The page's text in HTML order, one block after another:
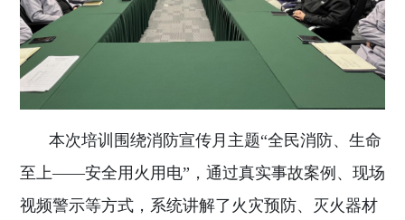
本次培训围绕消防宣传月主题“全民消防、生命
至上——安全用火用电”，通过真实事故案例、现场
视频警示等方式，系统讲解了火灾预防、灭火器材